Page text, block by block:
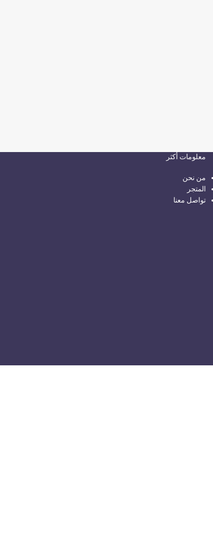
معلومات أكثر
من نحن
المتجر
تواصل معنا